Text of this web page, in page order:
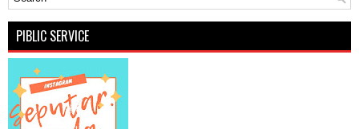
PIBLIC SERVICE